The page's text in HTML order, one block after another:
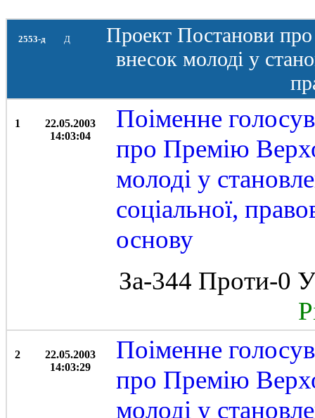
2553-д Д
Проект Постанови
внесок молоді у
1
22.05.2003
14:03:04
Поіменне
про Премію
молоді у
соціальної,
основу
За-344 Проти-0
2
22.05.2003
14:03:29
Поіменне
про Премію
молоді у